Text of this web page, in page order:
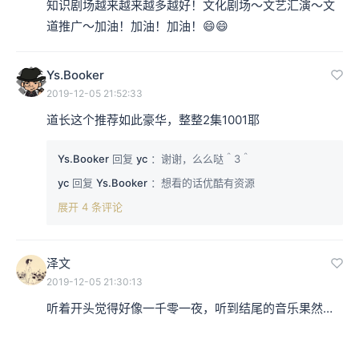
知识剧场越来越来越多越好！文化剧场～文艺汇演～文
道推广～加油！加油！加油！😄😄
Ys.Booker
2019-12-05 21:52:33
道长这个推荐如此豪华，整整2集1001耶
Ys.Booker 回复 yc ：谢谢，么么哒＾3＾
yc 回复 Ys.Booker ：想看的话优酷有资源
展开 4 条评论
泽文
2019-12-05 21:30:13
听着开头觉得好像一千零一夜，听到结尾的音乐果然…